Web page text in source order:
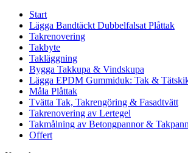
Start
Lägga Bandtäckt Dubbelfalsat Plåttak
Takrenovering
Takbyte
Takläggning
Bygga Takkupa & Vindskupa
Lägga EPDM Gummiduk: Tak &
Måla Plåttak
Tvätta Tak, Takrengöring & Fasadtvätt
Takrenovering av Lertegel
Takmålning av Betongpannor &
Offert